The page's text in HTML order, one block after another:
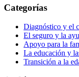
Categorías
Diagnóstico y el
El seguro y la
Apoyo para la
La educación y
Transición a la